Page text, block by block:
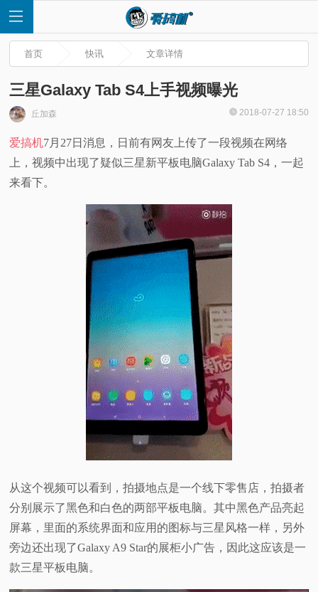
页
体
专
首页 快讯 文章详情
三星Galaxy Tab S4上手视频曝光
丘加森 2018-07-27 18:50
爱搞机7月27日消息，日前有网友上传了一段视频在网络
上，视频中出现了疑似三星新平板电脑Galaxy Tab S4，一起
来看下。
从这个视频可以看到，拍摄地点是一个线下零售店，拍摄者
分别展示了黑色和白色的两部平板电脑。其中黑色产品亮起
屏幕，里面的系统界面和应用的图标与三星风格一样，另外
旁边还出现了Galaxy A9 Star的展柜小广告，因此这应该是一
款三星平板电脑。